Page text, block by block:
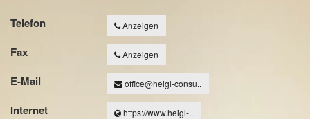
Telefon Anzeigen
Fax Anzeigen
E-Mail office@heigl-consu..
Internet https://www.heigl-..